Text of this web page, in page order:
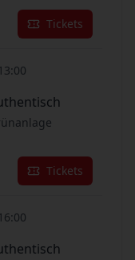
Tickets
Tickets